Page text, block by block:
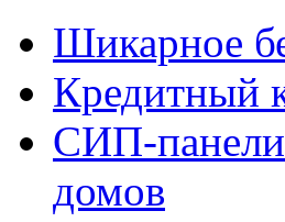
Шикарное
Кредитный
СИП-панели
домов